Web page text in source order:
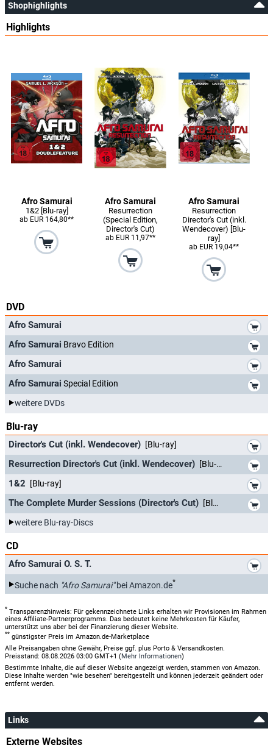
Shophighlights
Highlights
Afro Samurai
1&2 [Blu-ray]
ab EUR 164,80**
Afro Samurai
Resurrection
(Special Edition,
Director's Cut)
ab EUR 11,97**
Afro Samurai
Resurrection
Director's Cut (inkl.
Wendecover) [Blu-
ray]
ab EUR 19,04**
DVD
Afro Samurai
Afro Samurai Bravo Edition
Afro Samurai
Afro Samurai Special Edition
weitere DVDs
Blu-ray
Director's Cut (inkl. Wendecover) [Blu-ray]
Resurrection Director's Cut (inkl. Wendecover) [Blu-ray]
1&2 [Blu-ray]
The Complete Murder Sessions (Director's Cut) [Blu-ray]
weitere Blu-ray-Discs
CD
Afro Samurai O. S. T.
Suche nach "Afro Samurai"bei Amazon.de*
* Transparenzhinweis: Für gekennzeichnete Links erhalten wir Provisionen im Rahmen
eines Affiliate-Partnerprogramms. Das bedeutet keine Mehrkosten für Käufer,
unterstützt uns aber bei der Finanzierung dieser Website.
** günstigster Preis im Amazon.de-Marketplace
Alle Preisangaben ohne Gewähr, Preise ggf. plus Porto & Versandkosten.
Preisstand: 08.08.2026 03:00 GMT+1 (Mehr Informationen)
Bestimmte Inhalte, die auf dieser Website angezeigt werden, stammen von Amazon.
Diese Inhalte werden "wie besehen" bereitgestellt und können jederzeit geändert oder
entfernt werden.
Links
Externe Websites